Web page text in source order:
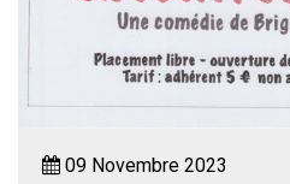
09 Novembre 2023